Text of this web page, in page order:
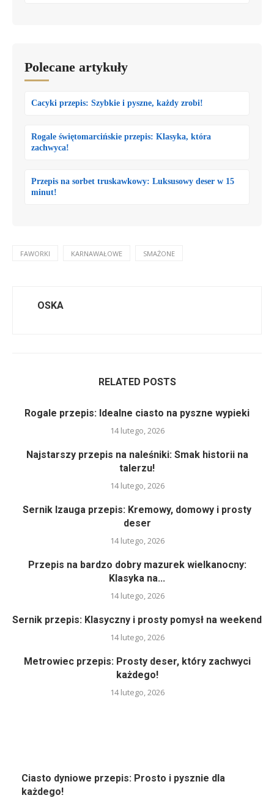
Polecane artykuły
Cacyki przepis: Szybkie i pyszne, każdy zrobi!
Rogale świętomarcińskie przepis: Klasyka, która
zachwyca!
Przepis na sorbet truskawkowy: Luksusowy deser w 15
minut!
FAWORKI KARNAWAŁOWE SMAŻONE
OSKA
RELATED POSTS
Rogale przepis: Idealne ciasto na pyszne wypieki
14 lutego, 2026
Najstarszy przepis na naleśniki: Smak historii na
talerzu!
14 lutego, 2026
Sernik Izauga przepis: Kremowy, domowy i prosty
deser
14 lutego, 2026
Przepis na bardzo dobry mazurek wielkanocny:
Klasyka na...
14 lutego, 2026
Sernik przepis: Klasyczny i prosty pomysł na weekend
14 lutego, 2026
Metrowiec przepis: Prosty deser, który zachwyci
każdego!
14 lutego, 2026
Ciasto dyniowe przepis: Prosto i pysznie dla
każdego!